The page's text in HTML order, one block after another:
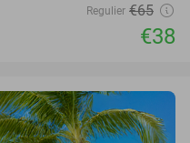
Regulier €65
€38